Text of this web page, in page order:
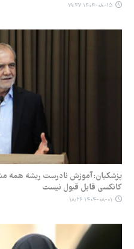
۱۴۰۴-۰۸-۱۵ ۱۹:۴۷
کانکسی قابل قبول نیست
۱۴۰۴-۰۸-۰۱ ۱۸:۲۶